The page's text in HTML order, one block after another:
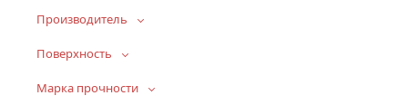
Производитель
Поверхность
Марка прочности